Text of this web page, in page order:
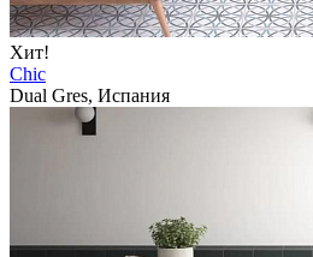
Хит!
Chic
Dual Gres, Испания